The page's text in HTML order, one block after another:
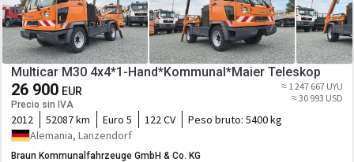
Multicar M30 4x4*1-Hand*Kommunal*Maier Teleskop
26 900 EUR
Precio sin IVA
≈ 1 247 667 UYU
≈ 30 993 USD
2012 52087 km Euro 5 122 CV Peso bruto: 5400 kg
Alemania, Lanzendorf
Braun Kommunalfahrzeuge GmbH & Co. KG